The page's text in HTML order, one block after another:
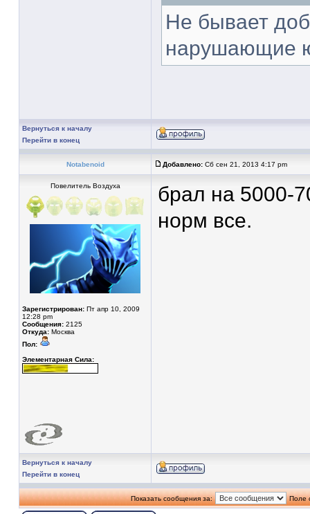
Не бывает
нарушающие
Вернуться к началу
Перейти в конец
Notabenoid Добавлено: Сб сен 21, 2013 4:17 pm
Повелитель Воздуха
Зарегистрирован: Пт апр 10, 2009
12:28 pm
Сообщения: 2125
Откуда: Москва
Пол:
Элементарная Сила:
брал на 5000-
норм все.
Вернуться к началу
Перейти в конец
Показать сообщения за: Поле